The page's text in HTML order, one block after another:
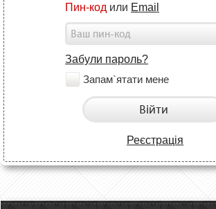
Пин-код или Email
Забули пароль?
Запам`ятати мене
Війти
Реєстрація